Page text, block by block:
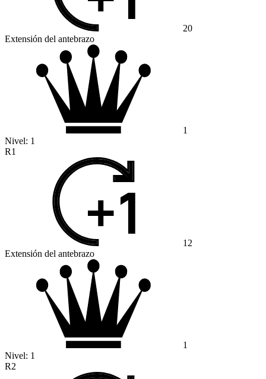
20
Extensión del antebrazo
1
Nivel: 1
R1
12
Extensión del antebrazo
1
Nivel: 1
R2